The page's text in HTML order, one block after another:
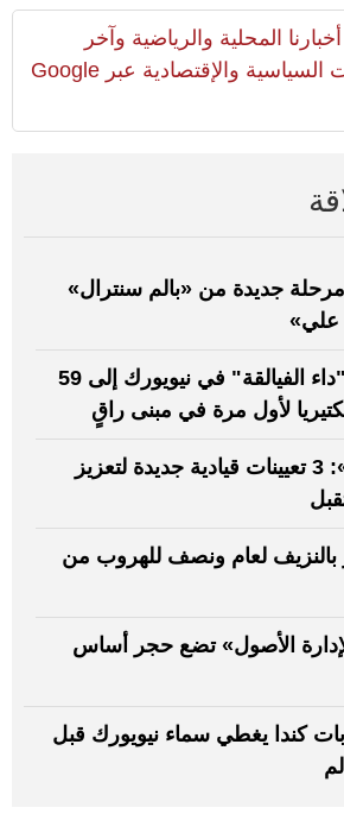
المحلية والرياضية وآخر
المستجدات السياسية والإقتصادية عبر Google
جديدة من «بالم سنترال»
علي»
ارتفاع إصابات "داء الفيالقة" في نيويورك إلى 59
لأول مرة في مبنى راقٍ
«مطارات دبي»: 3 تعيينات قيادية جديدة لتعزيز
بالنزيف لعام ونصف للهروب من
الأصول» تضع حجر أساس
كندا يغطي سماء نيويورك قبل